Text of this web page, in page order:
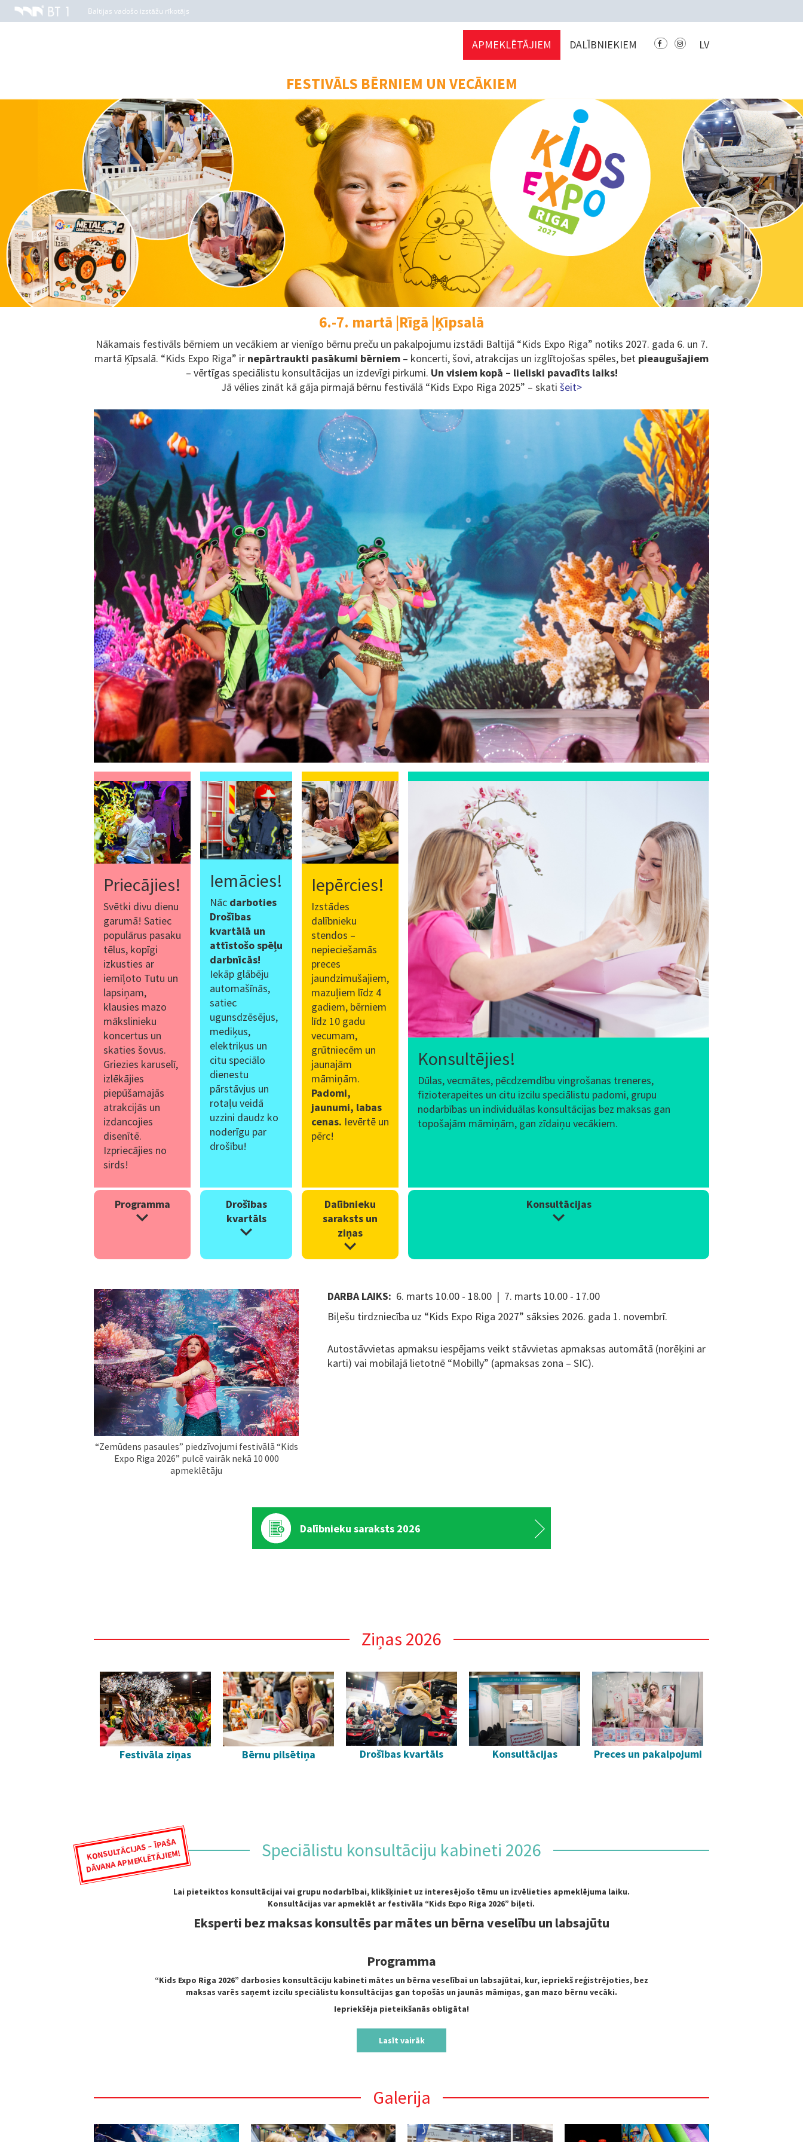
Baltijas vadošo izstāžu rīkotājs
APMEKLĒTĀJIEM DALĪBNIEKIEM LV
FESTIVĀLS BĒRNIEM UN VECĀKIEM
6.-7. martā Rīgā Ķīpsalā
Nākamais festivāls bērniem un vecākiem ar vienīgo bērnu preču un pakalpojumu izstādi Baltijā “Kids Expo Riga” notiks 2027. gada 6. un 7.
martā Ķīpsalā. “Kids Expo Riga” ir nepārtraukti pasākumi bērniem – koncerti, šovi, atrakcijas un izglītojošas spēles, bet pieaugušajiem
– vērtīgas speciālistu konsultācijas un izdevīgi pirkumi. Un visiem kopā – lieliski pavadīts laiks!
Jā vēlies zināt kā gāja pirmajā bērnu festivālā “Kids Expo Riga 2025” – skati šeit>
Priecājies!
Svētki divu dienu
garumā! Satiec
populārus pasaku
tēlus, kopīgi
izkusties ar
iemīļoto Tutu un
lapsiņam,
klausies mazo
mākslinieku
koncertus un
skaties šovus.
Griezies karuselī,
izlēkājies
piepūšamajās
atrakcijās un
izdancojies
disenītē.
Izpriecājies no
sirds!
Programma
Iemācies!
Nāc darboties
Drošības
kvartālā un
attīstošo spēļu
darbnīcās!
Iekāp glābēju
automašīnās,
satiec
ugunsdzēsējus,
mediķus,
elektriķus un
citu speciālo
dienestu
pārstāvjus un
rotaļu veidā
uzzini daudz ko
noderīgu par
drošību!
Drošības
kvartāls
Iepērcies!
Izstādes
dalībnieku
stendos –
nepieciešamās
preces
jaundzimušajiem,
mazuļiem līdz 4
gadiem, bērniem
līdz 10 gadu
vecumam,
grūtniecēm un
jaunajām
māmiņām.
Padomi,
jaunumi, labas
cenas. Ievērtē un
pērc!
Dalībnieku
saraksts un
ziņas
Konsultējies!
Dūlas, vecmātes, pēcdzemdību vingrošanas treneres,
fizioterapeites un citu izcilu speciālistu padomi, grupu
nodarbības un individuālas konsultācijas bez maksas gan
topošajām māmiņām, gan zīdaiņu vecākiem.
Konsultācijas
“Zemūdens pasaules” piedzīvojumi festivālā “Kids
Expo Riga 2026” pulcē vairāk nekā 10 000
apmeklētāju
DARBA LAIKS: 6. marts 10.00 - 18.00
7. marts 10.00 - 17.00
Biļešu tirdzniecība uz “Kids Expo Riga 2027” sāksies 2026. gada 1. novembrī.
Autostāvvietas apmaksu iespējams veikt stāvvietas apmaksas automātā (norēķini ar
karti) vai mobilajā lietotnē “Mobilly” (apmaksas zona – SIC).
Dalībnieku saraksts 2026
Ziņas 2026
Festivāla ziņas Bērnu pilsētiņa Drošības kvartāls Konsultācijas Preces un pakalpojumi
Speciālistu konsultāciju kabineti 2026
KONSULTĀCIJAS – ĪPAŠA
DĀVANA APMEKLĒTĀJIEM!
Lai pieteiktos konsultācijai vai grupu nodarbībai, klikšķiniet uz interesējošo tēmu un izvēlieties apmeklējuma laiku.
Konsultācijas var apmeklēt ar festivāla “Kids Expo Riga 2026” biļeti.
Eksperti bez maksas konsultēs par mātes un bērna veselību un labsajūtu
Programma
“Kids Expo Riga 2026” darbosies konsultāciju kabineti mātes un bērna veselībai un labsajūtai, kur, iepriekš reģistrējoties, bez
maksas varēs saņemt izcilu speciālistu konsultācijas gan topošās un jaunās māmiņas, gan mazo bērnu vecāki.
Iepriekšēja pieteikšanās obligāta!
Lasīt vairāk
Galerija